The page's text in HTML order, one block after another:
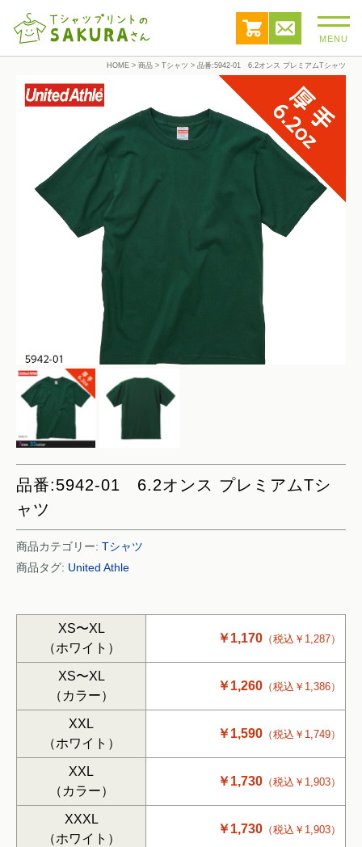
MENU
HOME > 商品 > Tシャツ > 品番:5942-01 6.2オンス プレミアムTシャツ
品番:5942-01 6.2オンス プレミアムTシ
ャツ
商品カテゴリー: Tシャツ
商品タグ: United Athle
XS〜XL
（ホワイト）
￥1,170 （税込￥1,287）
XS〜XL
（カラー）
￥1,260 （税込￥1,386）
XXL
（ホワイト）
￥1,590 （税込￥1,749）
XXL
（カラー）
￥1,730 （税込￥1,903）
XXXL
（ホワイト）
￥1,730 （税込￥1,903）